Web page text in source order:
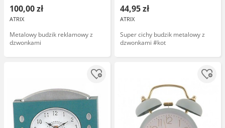
100,00 zł
ATRIX
Metalowy budzik reklamowy z
dzwonkami
44,95 zł
ATRIX
Super cichy budzik metalowy z
dzwonkami #kot